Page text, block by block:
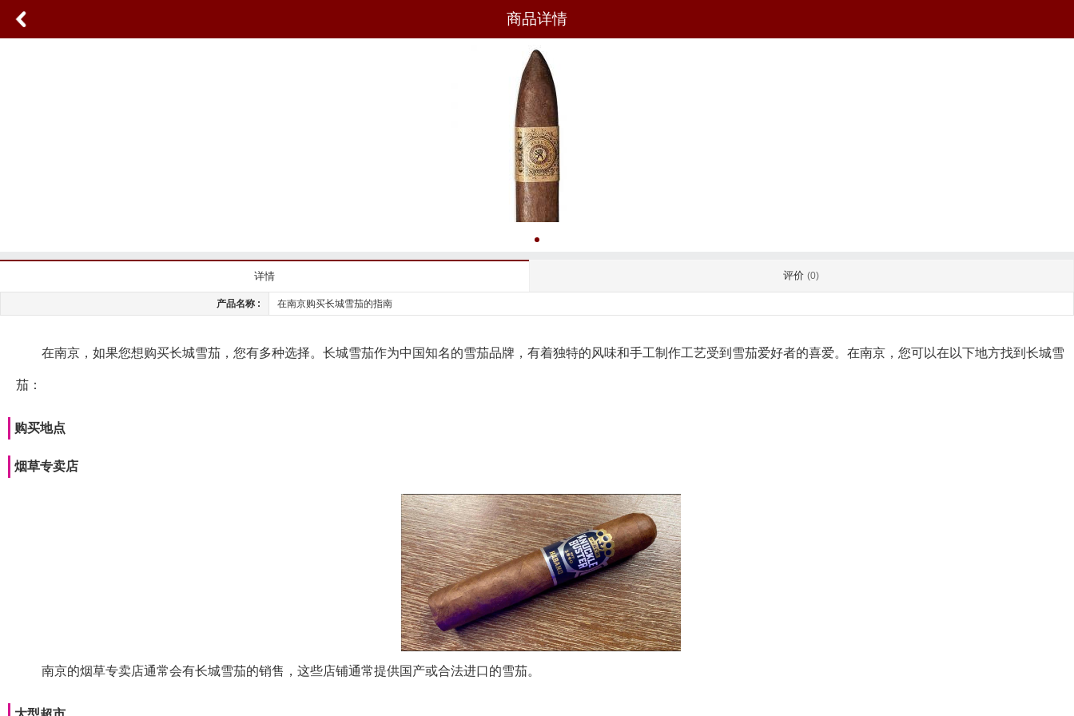
商品详情
详情 评价(0)
产品名称 : 在南京购买长城雪茄的指南
在南京，如果您想购买长城雪茄，您有多种选择。长城雪茄作为中国知名的雪茄品牌，有着独特的风味和手工制作工艺受到雪茄爱好者的喜爱。在南京，您可以在以下地方找到长城雪
茄：
购买地点
烟草专卖店
南京的烟草专卖店通常会有长城雪茄的销售，这些店铺通常提供国产或合法进口的雪茄。